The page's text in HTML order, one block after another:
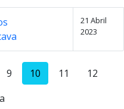
21 Abril
2023
9 10 11
12